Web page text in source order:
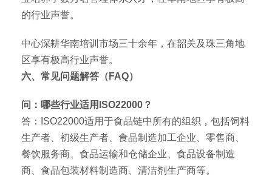
的行业声誉。
中心深耕华南培训市场三十余年，在韶关及珠三角地
区享有极高行业声誉。
六、常见问题解答（FAQ）
问：哪些行业适用ISO22000？
答：ISO22000适用于食品链中所有的组织，包括饲料
生产者、初级生产者、食品制造加工企业、零售商、
餐饮服务商、食品运输和仓储企业、食品设备制造
商、食品包装材料制造商、清洁剂生产商等。